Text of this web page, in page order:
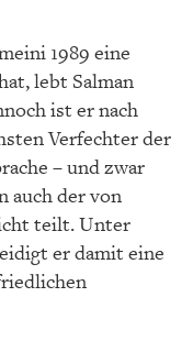
1989 eine
lebt Salman
ist er nach
Verfechter der
– und zwar
auch der von
teilt. Unter
er damit eine